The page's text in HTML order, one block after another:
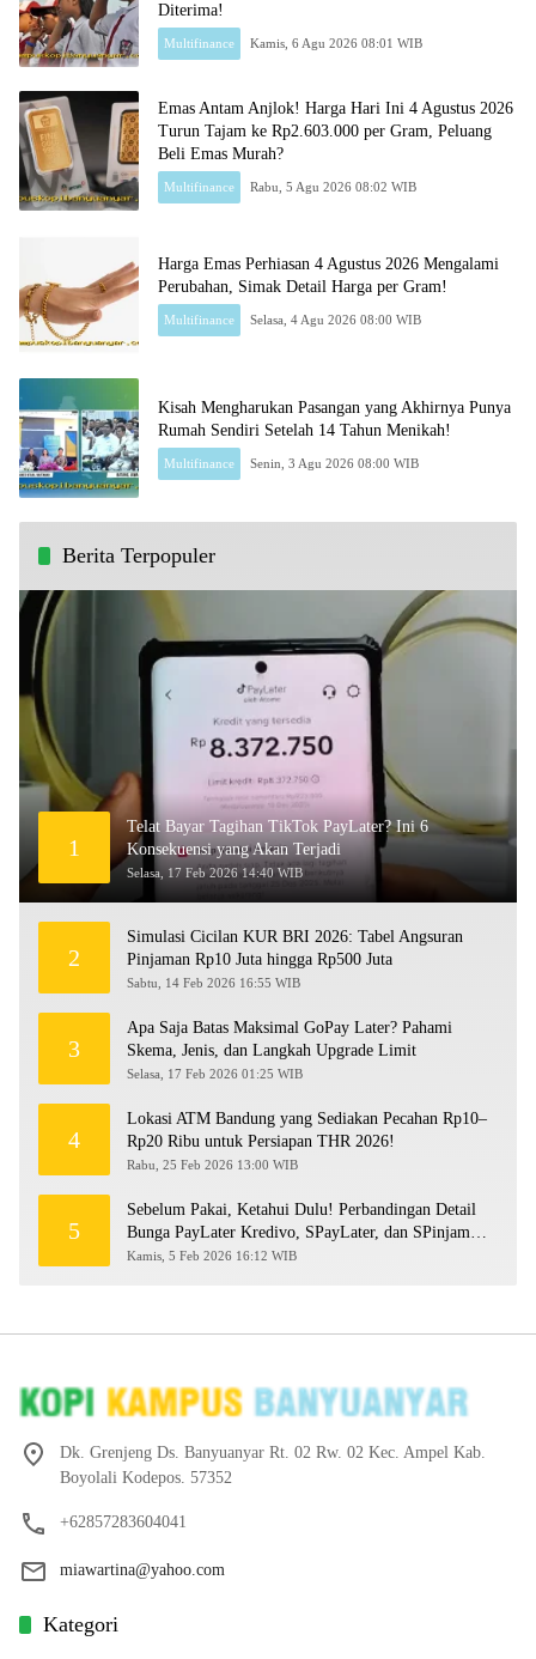
Diterima!
Multifinance Kamis, 6 Agu 2026 08:01 WIB
Emas Antam Anjlok! Harga Hari Ini 4 Agustus 2026
Turun Tajam ke Rp2.603.000 per Gram, Peluang
Beli Emas Murah?
Multifinance Rabu, 5 Agu 2026 08:02 WIB
Harga Emas Perhiasan 4 Agustus 2026 Mengalami
Perubahan, Simak Detail Harga per Gram!
Multifinance Selasa, 4 Agu 2026 08:00 WIB
Kisah Mengharukan Pasangan yang Akhirnya Punya
Rumah Sendiri Setelah 14 Tahun Menikah!
Multifinance Senin, 3 Agu 2026 08:00 WIB
Berita Terpopuler
1
Telat Bayar Tagihan TikTok PayLater? Ini 6
Konsekuensi yang Akan Terjadi
Selasa, 17 Feb 2026 14:40 WIB
2
Simulasi Cicilan KUR BRI 2026: Tabel Angsuran
Pinjaman Rp10 Juta hingga Rp500 Juta
Sabtu, 14 Feb 2026 16:55 WIB
3
Apa Saja Batas Maksimal GoPay Later? Pahami
Skema, Jenis, dan Langkah Upgrade Limit
Selasa, 17 Feb 2026 01:25 WIB
4
Lokasi ATM Bandung yang Sediakan Pecahan Rp10–
Rp20 Ribu untuk Persiapan THR 2026!
Rabu, 25 Feb 2026 13:00 WIB
5
Sebelum Pakai, Ketahui Dulu! Perbandingan Detail
Bunga PayLater Kredivo, SPayLater, dan SPinjam
2026
Kamis, 5 Feb 2026 16:12 WIB
Dk. Grenjeng Ds. Banyuanyar Rt. 02 Rw. 02 Kec. Ampel Kab.
Boyolali Kodepos. 57352
+62857283604041
miawartina@yahoo.com
Kategori